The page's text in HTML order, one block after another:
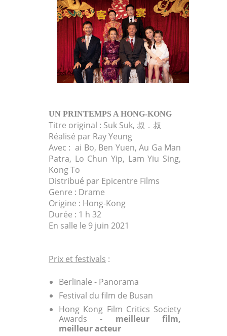
UN PRINTEMPS A HONG-KONG
Titre original : Suk Suk, 叔．叔
Réalisé par Ray Yeung
Avec : ai Bo, Ben Yuen, Au Ga Man
Patra, Lo Chun Yip, Lam Yiu Sing,
Kong To
Distribué par Epicentre Films
Genre : Drame
Origine : Hong-Kong
Durée : 1 h 32
En salle le 9 juin 2021
Prix et festivals :
Berlinale - Panorama
Festival du film de Busan
Hong Kong Film Critics Society
Awards - meilleur film,
meilleur acteur